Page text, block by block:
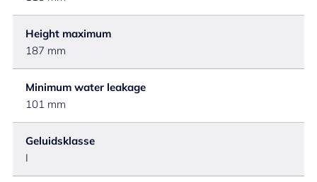
Height maximum
187 mm
Minimum water leakage
101 mm
Geluidsklasse
I